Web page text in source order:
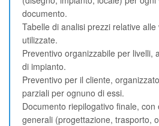
documento.
Tabelle di analisi prezzi relative alle
utilizzate.
Preventivo organizzabile per livelli,
di impianto.
Preventivo per il cliente,
parziali per ognuno di essi.
Documento riepilogativo finale,
generali (progettazione, trasporto,